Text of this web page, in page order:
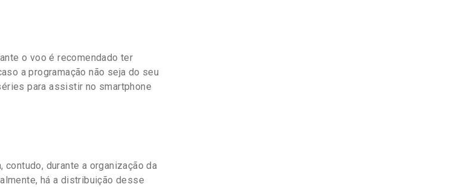
o voo é recomendado ter
a programação não seja do seu
para assistir no smartphone
durante a organização da
há a distribuição desse